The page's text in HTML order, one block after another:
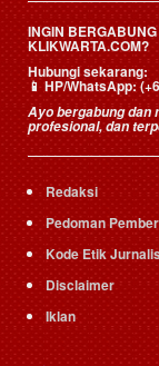
INGIN
KLIKWARTA.COM?
Hubungi sekarang:
📱HP/WhatsApp:
Ayo bergabung dan
profesional, dan
Redaksi
Pedoman
Kode Etik
Disclaimer
Iklan